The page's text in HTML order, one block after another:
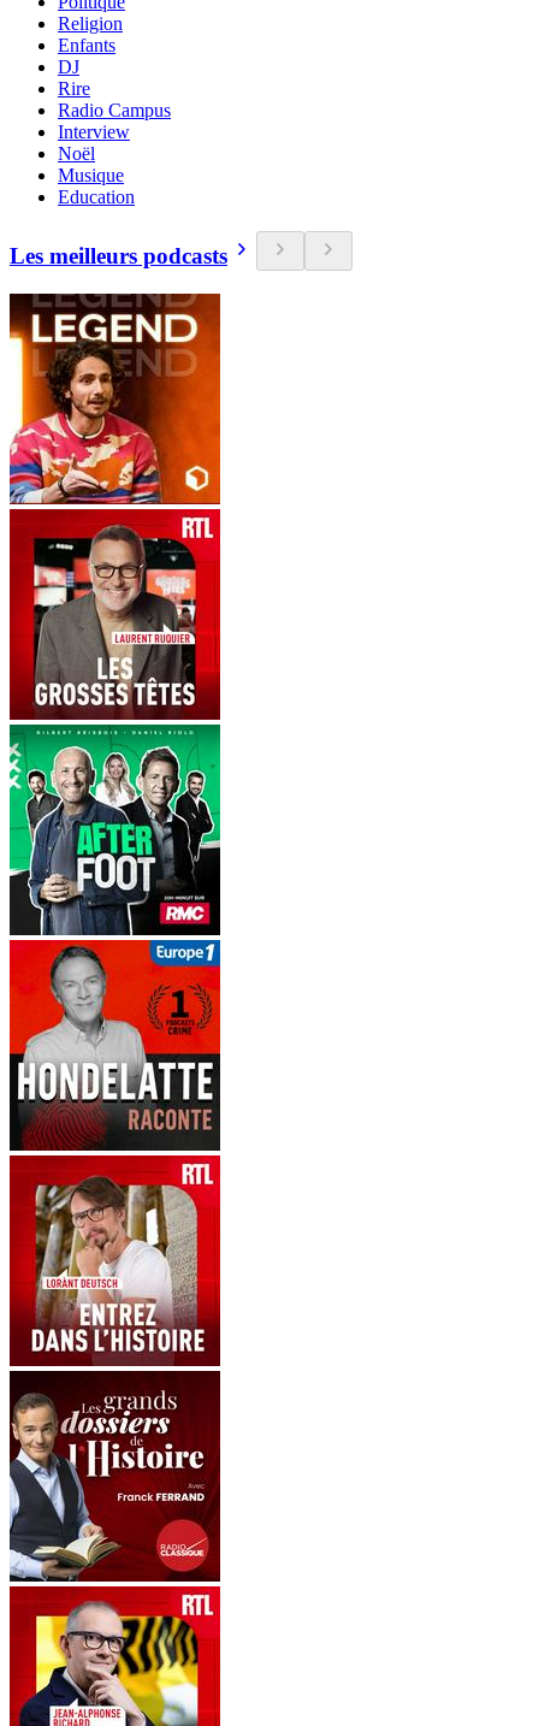
Religion
Enfants
DJ
Rire
Radio Campus
Interview
Noël
Musique
Education
Les meilleurs podcasts